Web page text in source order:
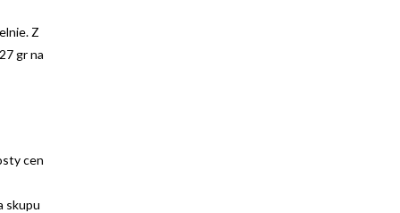
Z
gr na
cen
skupu